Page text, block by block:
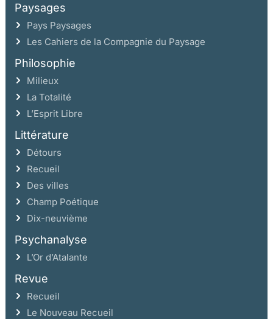
Paysages
Pays Paysages
Les Cahiers de la Compagnie du Paysage
Philosophie
Milieux
La Totalité
L’Esprit Libre
Littérature
Détours
Recueil
Des villes
Champ Poétique
Dix-neuvième
Psychanalyse
L’Or d’Atalante
Revue
Recueil
Le Nouveau Recueil